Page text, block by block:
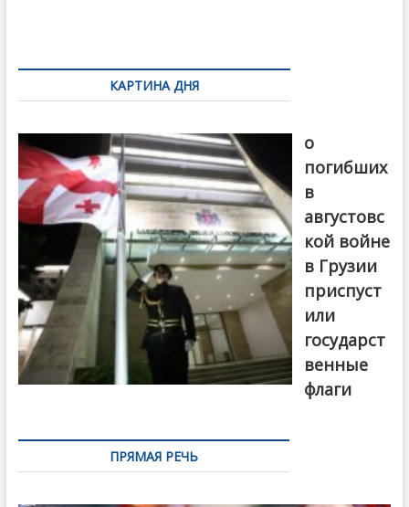
по
записямКАРТИНА ДНЯ
о
погибших
в
августовс
кой войне
в Грузии
приспуст
или
государст
венные
флаги
ПРЯМАЯ РЕЧЬ